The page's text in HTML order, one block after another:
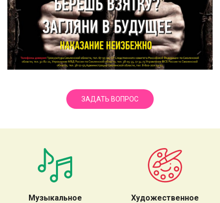
ЗАДАТЬ ВОПРОС
Музыкальное
Художественное